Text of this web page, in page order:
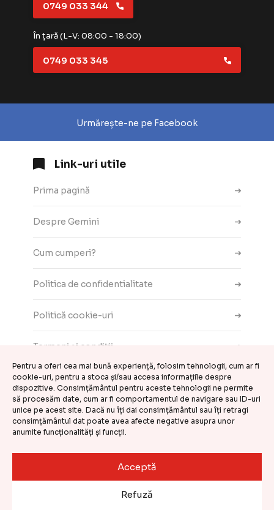
Pentru a oferi cea mai bună experiență, folosim tehnologii, cum ar fi
cookie-uri, pentru a stoca și/sau accesa informațiile despre
dispozitive. Consimțământul pentru aceste tehnologii ne permite
să procesăm date, cum ar fi comportamentul de navigare sau ID-uri
unice pe acest site. Dacă nu îți dai consimțământul sau îți retragi
consimțământul dat poate avea afecte negative asupra unor
anumite funcționalități și funcții.
Acceptă
Refuză
0749 033 344
În țară (L-V: 08:00 - 18:00)
0749 033 345
Urmărește-ne pe Facebook
Link-uri utile
Prima pagină
Despre Gemini
Cum cumperi?
Politica de confidentialitate
Politică cookie-uri
Termeni și condiții
Contact
ANPC
Setări cookie-uri
Website realizat și întreținut deKooperativa